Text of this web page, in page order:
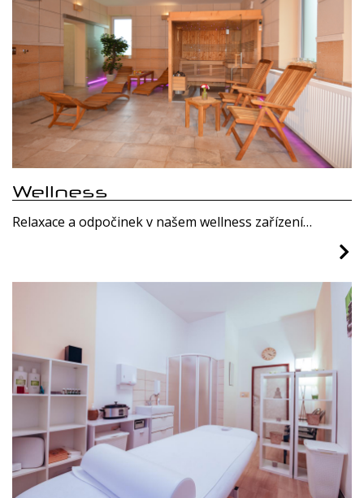
Wellness
Relaxace a odpočinek v našem wellness zařízení…